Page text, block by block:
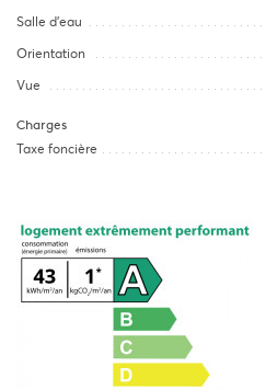
Salle d’eau
Orientation
Vue
Charges
Taxe foncière